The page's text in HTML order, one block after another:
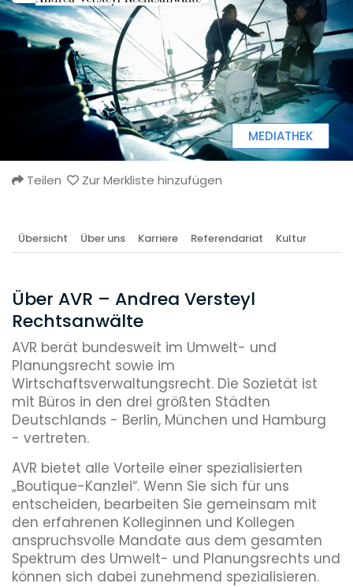
Teilen Zur Merkliste hinzufügen
MEDIATHEK
Übersicht Über uns Karriere Referendariat Kultur
Über AVR – Andrea Versteyl
Rechtsanwälte
AVR berät bundesweit im Umwelt- und
Planungsrecht sowie im
Wirtschaftsverwaltungsrecht. Die Sozietät ist
mit Büros in den drei größten Städten
Deutschlands - Berlin, München und Hamburg
- vertreten.
AVR bietet alle Vorteile einer spezialisierten
„Boutique-Kanzlei“. Wenn Sie sich für uns
entscheiden, bearbeiten Sie gemeinsam mit
den erfahrenen Kolleginnen und Kollegen
anspruchsvolle Mandate aus dem gesamten
Spektrum des Umwelt- und Planungsrechts und
können sich dabei zunehmend spezialisieren.